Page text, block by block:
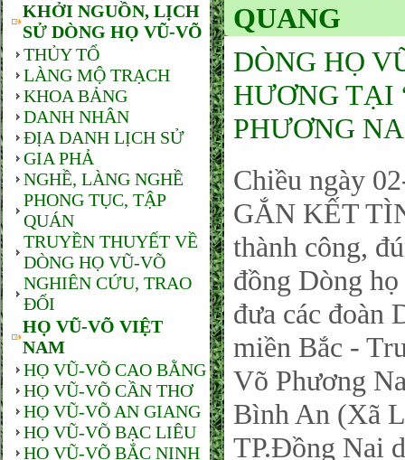
KHỞI NGUỒN, LỊCH
SỬ DÒNG HỌ VŨ-VÕ
THỦY TỔ
LÀNG MỘ TRẠCH
KHOA BẢNG
DANH NHÂN
ĐỊA DANH LỊCH SỬ
GIA PHẢ
NGHỀ, LÀNG NGHỀ
PHONG TỤC, TẬP
QUÁN
TRUYỀN THUYẾT VỀ
DÒNG HỌ VŨ-VÕ
NGHIÊN CỨU, TRAO
ĐỔI
HỌ VŨ-VÕ VIỆT
NAM
HỌ VŨ-VÕ CAO BẰNG
HỌ VŨ-VÕ CẦN THƠ
HỌ VŨ-VÕ AN GIANG
HỌ VŨ-VÕ BẠC LIÊU
HỌ VŨ-VÕ BẮC NINH
QUANG
DÒNG HỌ
HƯƠNG TẠI
PHƯƠNG
Chiều ngày
GẮN KẾT
thành công,
đồng Dòng
đưa các đoàn
miền Bắc -
Võ Phương
Bình An (Xã
TP.Đồng Nai